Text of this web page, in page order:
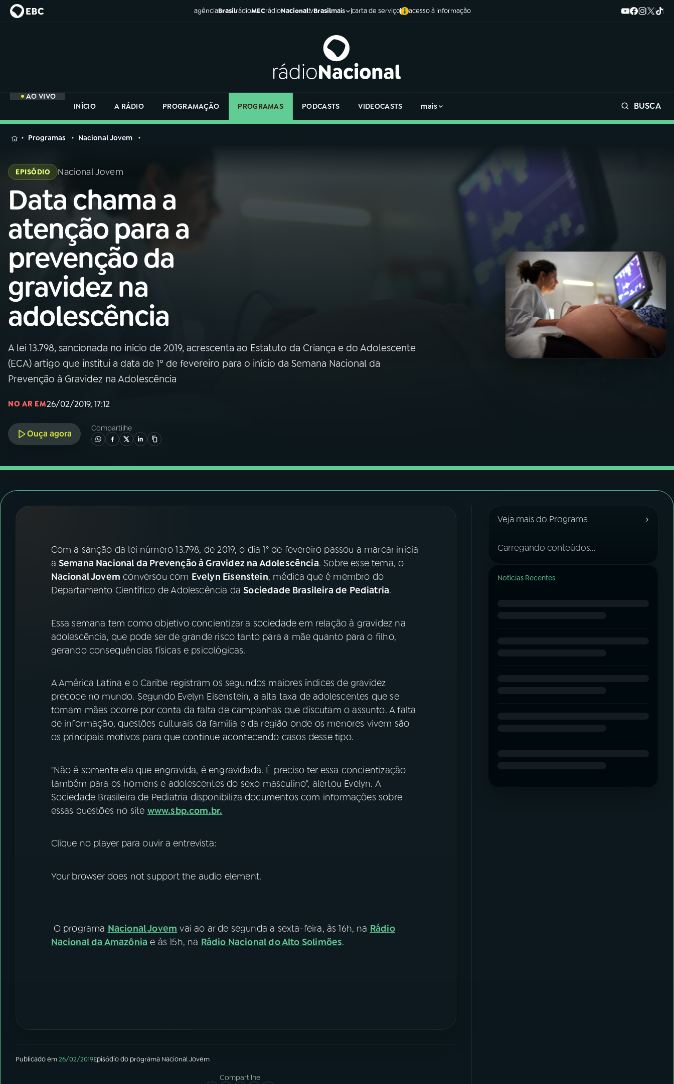
agênciaBrasilrádioMECrádioNacionaltvBrasilmais carta de serviço acesso à informação
AO VIVO
INÍCIO
A RÁDIO PROGRAMAÇÃO PROGRAMAS PODCASTS VIDEOCASTS mais BUSCA
MENU
Buscar
na
Rádio
Nacional
01INÍCIO
02A RÁDIO
03 PROGRAMAÇÃO
04PROGRAMAS
05 PODCASTS
Instagram X
na
Rádio
Programas Nacional Jovem
EPISÓDIO Nacional Jovem
Data chama a
atenção para a
prevenção da
gravidez na
adolescência
A lei 13.798, sancionada no início de 2019, acrescenta ao Estatuto da Criança e do Adolescente
(ECA) artigo que institui a data de 1º de fevereiro para o início da Semana Nacional da
Prevenção à Gravidez na Adolescência
NO AR EM26/02/2019, 17:12
Ouça agora
Compartilhe
Com a sanção da lei número 13.798, de 2019, o dia 1° de fevereiro passou a marcar inicia
a Semana Nacional da Prevenção à Gravidez na Adolescência. Sobre esse tema, o
Nacional Jovem conversou com Evelyn Eisenstein, médica que é membro do
Departamento Científico de Adolescência daSociedade Brasileira de Pediatria.
Essa semana tem como objetivo concientizar a sociedade em relação à gravidez na
adolescência, que pode ser de grande risco tanto para a mãe quanto para o filho,
gerando consequências físicas e psicológicas.
A América Latina e o Caribe registram os segundos maiores índices de gravidez
precoce no mundo. Segundo Evelyn Eisenstein, a alta taxa de adolescentes que se
tornam mães ocorre por conta da falta de campanhas que discutam o assunto. A falta
de informação, questões culturais da família e da região onde os menores vivem são
os principais motivos para que continue acontecendo casos desse tipo.
"Não é somente ela que engravida, é engravidada. É preciso ter essa concientização
também para os homens e adolescentes do sexo masculino", alertou Evelyn. A
Sociedade Brasileira de Pediatria disponibiliza documentos com informações sobre
essas questões no site www.sbp.com.br.
Clique no player para ouvir a entrevista:
Your browser does not support the audio element.
O programa Nacional Jovem vai ao ar de segunda a sexta-feira, às 16h, na Rádio
Nacional da Amazônia e às 15h, na Rádio Nacional do Alto Solimões.
Publicado em26/02/2019Episódiodo programa Nacional Jovem
Compartilhe
Veja mais do Programa ›
Carregando conteúdos...
Notícias Recentes